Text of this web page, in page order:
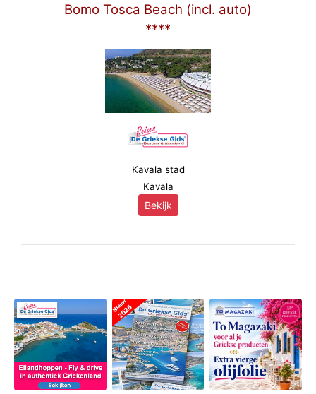
Bomo Tosca Beach (incl. auto)
****
Kavala stad
Kavala
Bekijk